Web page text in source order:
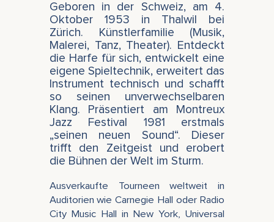
Geboren in der Schweiz, am 4.
Oktober 1953 in Thalwil bei
Zürich. Künstlerfamilie (Musik,
Malerei, Tanz, Theater). Entdeckt
die Harfe für sich, entwickelt eine
eigene Spieltechnik, erweitert das
Instrument technisch und schafft
so seinen unverwechselbaren
Klang. Präsentiert am Montreux
Jazz Festival 1981 erstmals
„seinen neuen Sound“. Dieser
trifft den Zeitgeist und erobert
die Bühnen der Welt im Sturm.
Ausverkaufte Tourneen weltweit in
Auditorien wie Carnegie Hall oder Radio
City Music Hall in New York, Universal